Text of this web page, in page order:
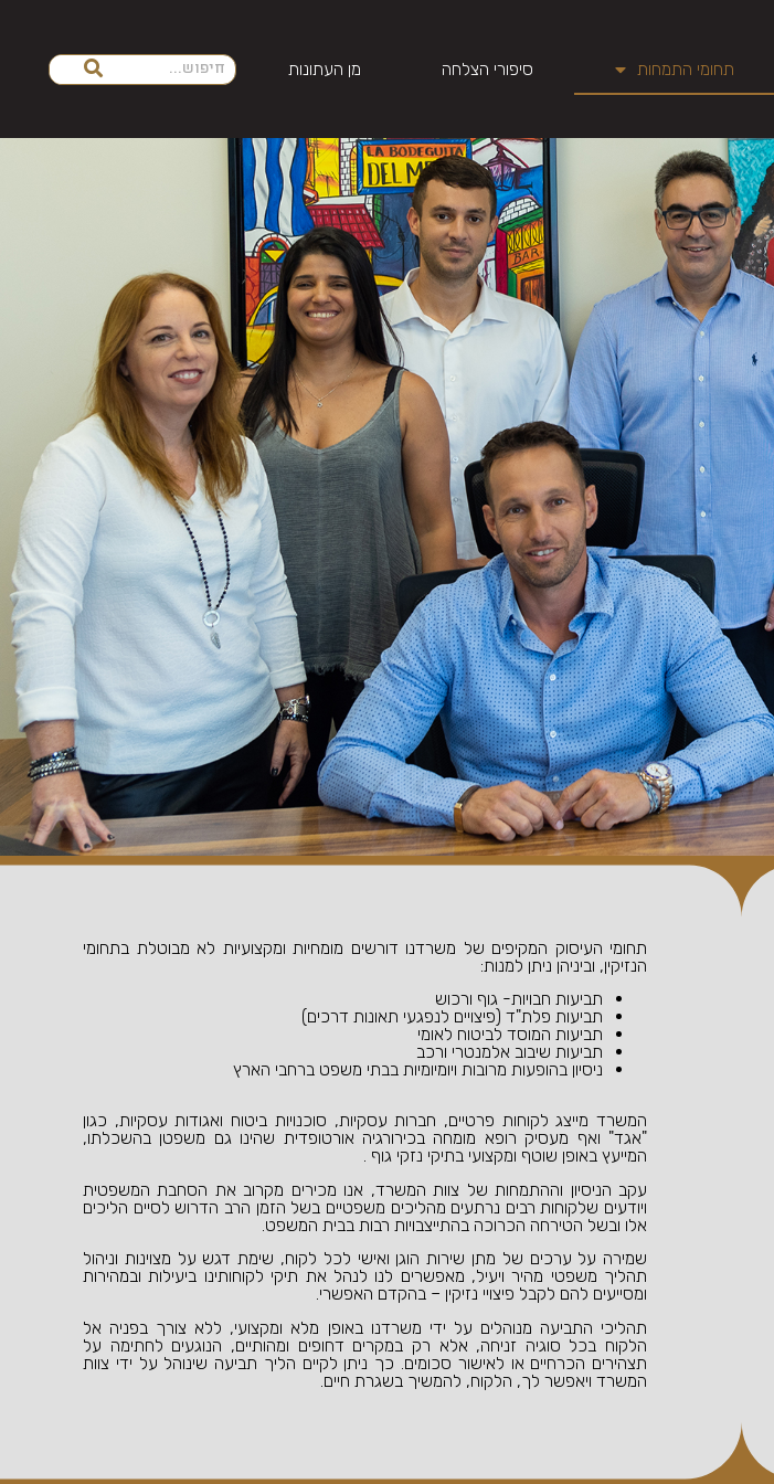
תחומי התמחות סיפורי הצלחה מן העתונות
תחומי העיסוק המקיפים של משרדנו דורשים מומחיות ומקצועיות לא מבוטלת בתחומי
הנזיקין, וביניהן ניתן למנות:
תביעות חבויות- גוף ורכוש
תביעות פלת"ד (פיצויים לנפגעי תאונות דרכים)
תביעות המוסד לביטוח לאומי
תביעות שיבוב אלמנטרי ורכב
ניסיון בהופעות מרובות ויומיומיות בבתי משפט ברחבי הארץ
המשרד מייצג לקוחות פרטיים, חברות עסקיות, סוכנויות ביטוח ואגודות עסקיות, כגון
"אגד" ואף מעסיק רופא מומחה בכירורגיה אורטופדית שהינו גם משפטן בהשכלתו,
המייעץ באופן שוטף ומקצועי בתיקי נזקי גוף .
עקב הניסיון וההתמחות של צוות המשרד, אנו מכירים מקרוב את הסחבת המשפטית
ויודעים שלקוחות רבים נרתעים מהליכים משפטיים בשל הזמן הרב הדרוש לסיים הליכים
אלו ובשל הטירחה הכרוכה בהתייצבויות רבות בבית המשפט.
שמירה על ערכים של מתן שירות הוגן ואישי לכל לקוח, שימת דגש על מצוינות וניהול
תהליך משפטי מהיר ויעיל, מאפשרים לנו לנהל את תיקי לקוחותינו ביעילות ובמהירות
ומסייעים להם לקבל פיצויי נזיקין – בהקדם האפשרי.
תהליכי התביעה מנוהלים על ידי משרדנו באופן מלא ומקצועי, ללא צורך בפניה אל
הלקוח בכל סוגיה זניחה, אלא רק במקרים דחופים ומהותיים, הנוגעים לחתימה על
תצהירים הכרחיים או לאישור סכומים. כך ניתן לקיים הליך תביעה שינוהל על ידי צוות
המשרד ויאפשר לך, הלקוח, להמשיך בשגרת חיים.